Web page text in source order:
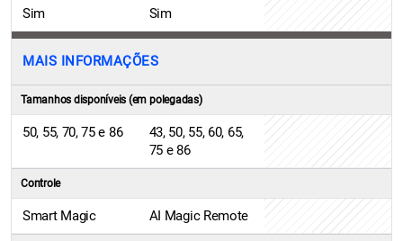
Sim Sim
MAIS INFORMAÇÕES
Tamanhos disponíveis (em polegadas)
50, 55, 70, 75 e 86
43, 50, 55, 60, 65,
75 e 86
Controle
Smart Magic AI Magic Remote